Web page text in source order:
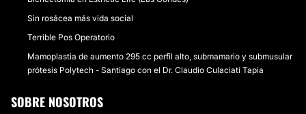
Sin rosácea más vida social
Terrible Pos Operatorio
Mamoplastia de aumento 295 cc perfil alto, submamario y submusular
prótesis Polytech - Santiago con el Dr. Claudio Culaciati Tapia
SOBRE NOSOTROS